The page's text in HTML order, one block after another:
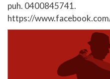
puh. 0400845741.
https://